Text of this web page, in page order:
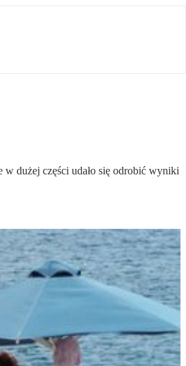
dużej części udało się odrobić wyniki